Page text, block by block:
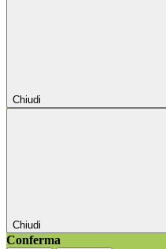
Chiudi
Chiudi
Conferma